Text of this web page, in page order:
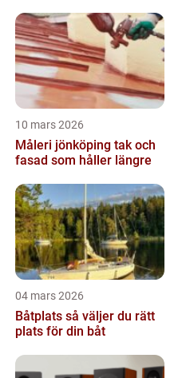
10 mars 2026
Måleri jönköping tak och
fasad som håller längre
04 mars 2026
Båtplats så väljer du rätt
plats för din båt